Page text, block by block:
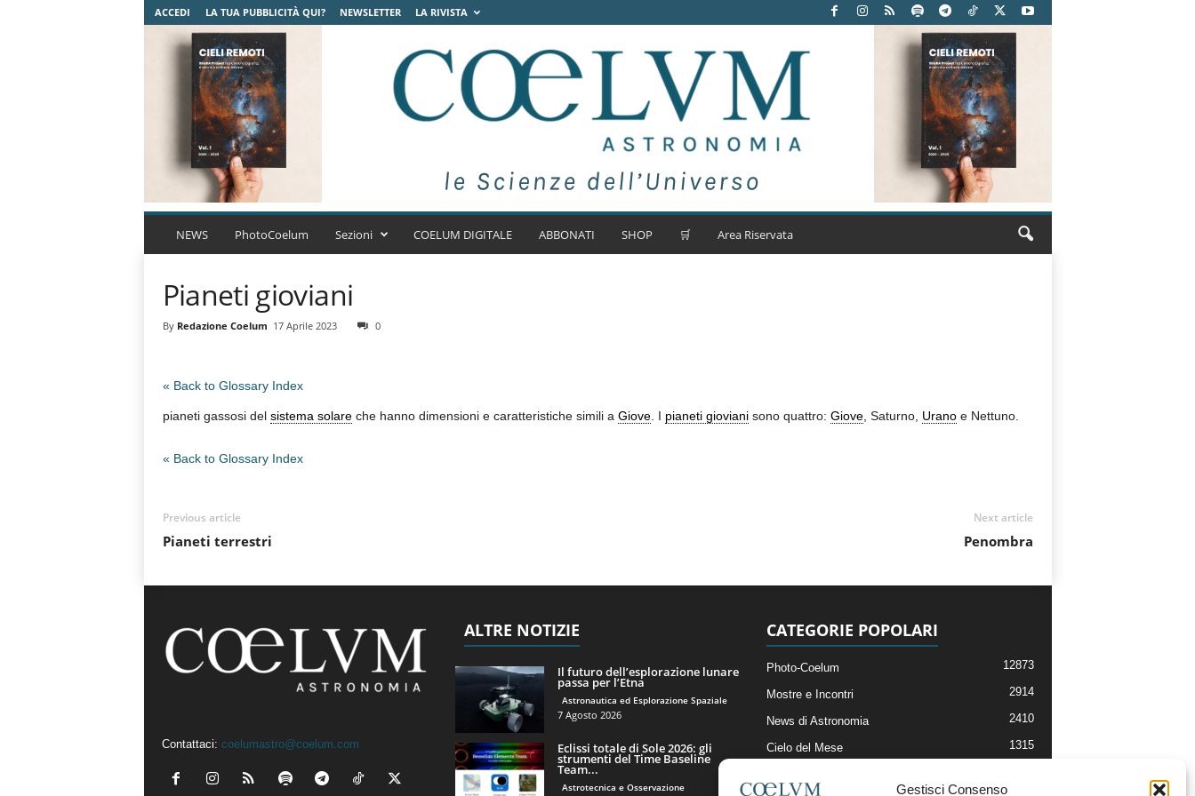
Gestisci Consenso
ACCEDI LA TUA PUBBLICITÀ QUI? NEWSLETTER LA RIVISTA
C
m
A
n
NEWS PhotoCoelum Sezioni COELUM DIGITALE ABBONATI SHOP 🛒 Area Riservata
Pianeti gioviani
By Redazione Coelum 17 Aprile 2023 0
« Back to Glossary Index
pianeti gassosi del sistema solareche hanno dimensioni e caratteristiche simili a Giove. I pianeti giovianisono quattro: Giove, Saturno, Uranoe Nettuno.
« Back to Glossary Index
Previous article
Pianeti terrestri
Next article
Penombra
Contattaci: coelumastro@coelum.com
ALTRE NOTIZIE
Il futuro dell’esplorazione lunare
passa per l’Etna
Astronautica ed Esplorazione Spaziale
7 Agosto 2026
Eclissi totale di Sole 2026: gli
strumenti del Time Baseline
Team...
Astrotecnica e Osservazione
CATEGORIE POPOLARI
Photo-Coelum 12873
Mostre e Incontri 2914
News di Astronomia 2410
Cielo del Mese 1315